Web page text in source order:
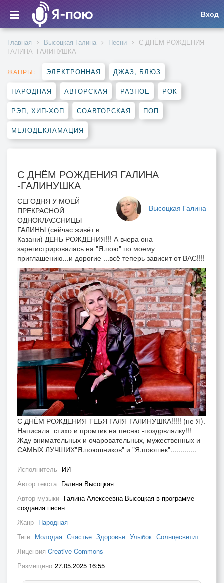
Вход
Главная Высоцкая Галина Песни
С ДНЁМ РОЖДЕНИЯ
ГАЛИНА -ГАЛИНУШКА
ЖАНРЫ: ЭЛЕКТРОННАЯ ДЖАЗ, БЛЮЗ
НАРОДНАЯ АВТОРСКАЯ РАЗНОЕ РОК
РЭП, ХИП-ХОП СОАВТОРСКАЯ ПОП
МЕЛОДЕКЛАМАЦИЯ
С ДНЁМ РОЖДЕНИЯ ГАЛИНА
-ГАЛИНУШКА
Высоцкая Галина
СЕГОДНЯ У МОЕЙ
ПРЕКРАСНОЙ
ОДНОКЛАССНИЦЫ
ГАЛИНЫ (сейчас живёт в
Казани) ДЕНЬ РОЖДЕНИЯ!!! А вчера она
зарегистрировалась на "Я.пою" по моему
приглашению...и дорогие ...всё теперь зависит от ВАС!!!!
С ДНЁМ РОЖДЕНИЯ ТЕБЯ ГАЛЯ-ГАЛИНУШКА!!!!! (не Я).
Написала стихо и промтик на песню -поздрвлялку!!!
Жду внимательных и очаровательных, мужественных и
САМЫХ ЛУЧШИХ"Я.поюшников" и "Я.поюшек".............
Исполнитель ИИ
Автор текста Галина Высоцкая
Автор музыки Галина Алексеевна Высоцкая в программе
создания песен
Жанр Народная
Теги Молодая Счастье Здоровье Улыбок Солнцесветит
Лицензия Creative Commons
Размещено 27.05.2025 16:55